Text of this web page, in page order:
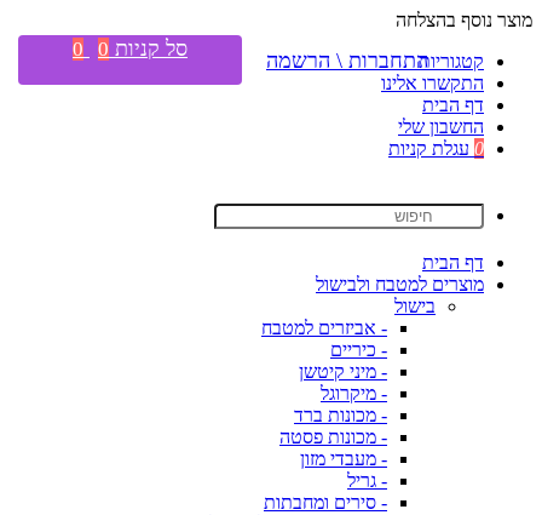
מוצר נוסף בהצלחה
קטגוריות
התקשרו אלינו
דף הבית
החשבון שלי
0 עגלת קניות
דף הבית
מוצרים למטבח ולבישול
בישול
- אביזרים למטבח
- כיריים
- מיני קיטשן
- מיקרוגל
- מכונות ברד
- מכונות פסטה
- מעבדי מזון
- גריל
- סירים ומחבתות
התחברות \ הרשמה סל קניות 0
0